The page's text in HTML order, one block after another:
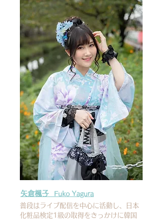
矢倉楓子 Fuko Yagura
普段はライブ配信を中心に活動し、日本
化粧品検定1級の取得をきっかけに韓国